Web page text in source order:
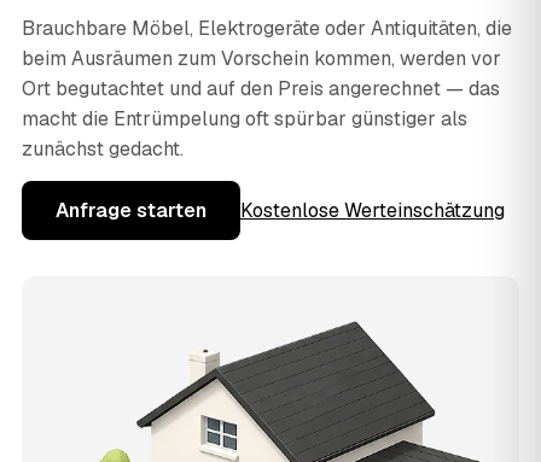
Brauchbare Möbel, Elektrogeräte oder Antiquitäten, die
beim Ausräumen zum Vorschein kommen, werden vor
Ort begutachtet und auf den Preis angerechnet — das
macht die Entrümpelung oft spürbar günstiger als
zunächst gedacht.
Anfrage starten Kostenlose Werteinschätzung